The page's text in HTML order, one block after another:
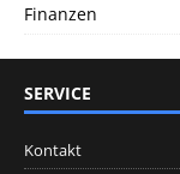
Finanzen
SERVICE
Kontakt